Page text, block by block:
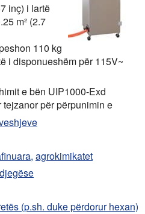
inç) i lartë
m² (2.7
110 kg
i disponueshëm për 115V~
e bën UIP1000-Exd
për përpunimin e
agrokimikatet
(p.sh. duke përdorur hexan)